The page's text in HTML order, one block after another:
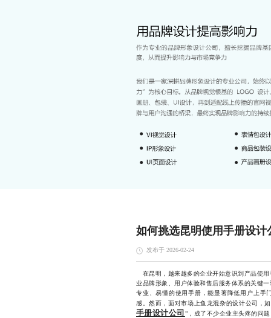
如何挑选昆明使用手册设计
发布于 2026-02-24
在昆明，越来越多的企业开始意识到产品使
业品牌形象、用户体验和售后服务体系的关键
专业、易懂的使用手册，能显著降低用户上手
感。然而，面对市场上鱼龙混杂的设计公司，
手册设计公司 ”，成了不少企业主头疼的问